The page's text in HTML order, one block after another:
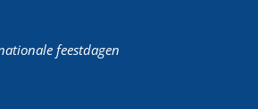
feestdagen